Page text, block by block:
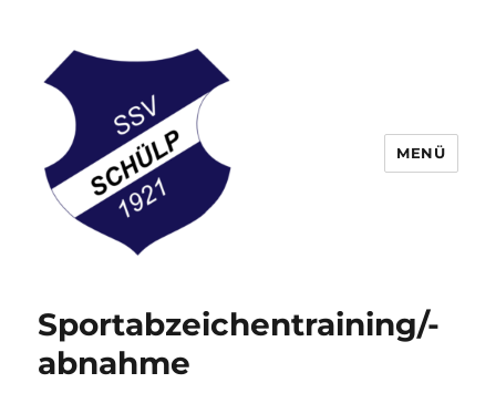
MENÜ
Sportabzeichentraining/-
abnahme